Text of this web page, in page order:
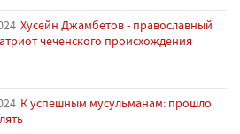
Хусейн Джамбетов - православный
чеченского происхождения
К успешным мусульманам: прошло